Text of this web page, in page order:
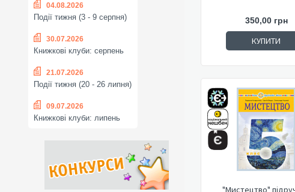
04.08.2026
Події тижня (3 - 9 серпня)
30.07.2026
Книжкові клуби: серпень
21.07.2026
Події тижня (20 - 26 липня)
09.07.2026
Книжкові клуби: липень
350,00 грн
КУПИТИ
"Мистецтво"